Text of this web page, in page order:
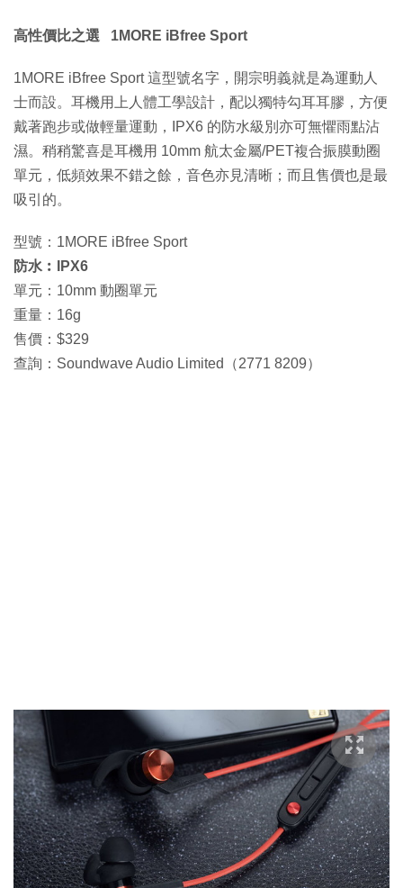
高性價比之選 1MORE iBfree Sport
1MORE iBfree Sport 這型號名字，開宗明義就是為運動人
士而設。耳機用上人體工學設計，配以獨特勾耳耳膠，方便
戴著跑步或做輕量運動，IPX6 的防水級別亦可無懼雨點沾
濕。稍稍驚喜是耳機用 10mm 航太金屬/PET複合振膜動圈
單元，低頻效果不錯之餘，音色亦見清晰；而且售價也是最
吸引的。
型號：1MORE iBfree Sport
防水︰IPX6
單元：10mm 動圈單元
重量：16g
售價：$329
查詢：Soundwave Audio Limited（2771 8209）